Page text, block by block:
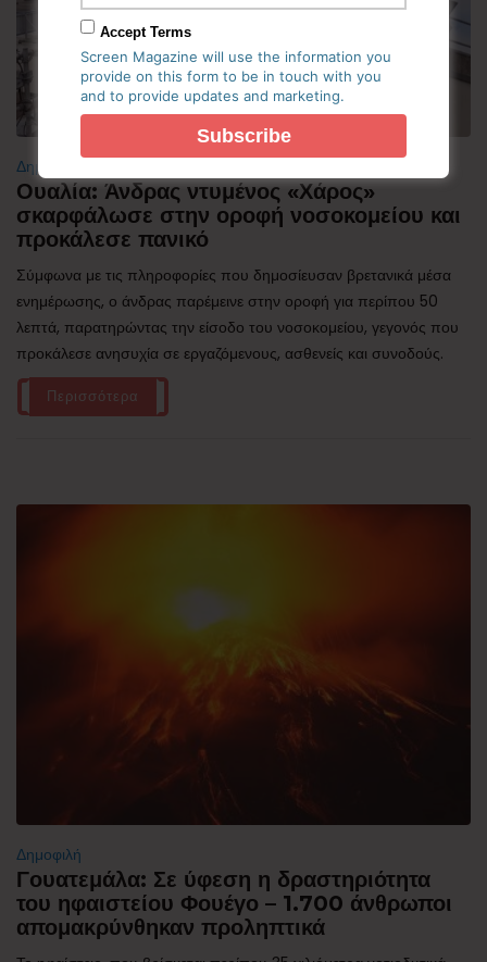
Δημοφιλή
Ουαλία: Άνδρας ντυμένος «Χάρος»
σκαρφάλωσε στην οροφή νοσοκομείου και
προκάλεσε πανικό
Σύμφωνα με τις πληροφορίες που δημοσίευσαν βρετανικά μέσα
ενημέρωσης, ο άνδρας παρέμεινε στην οροφή για περίπου 50
λεπτά, παρατηρώντας την είσοδο του νοσοκομείου, γεγονός που
προκάλεσε ανησυχία σε εργαζόμενους, ασθενείς και συνοδούς.
Περισσότερα
Δημοφιλή
Γουατεμάλα: Σε ύφεση η δραστηριότητα
του ηφαιστείου Φουέγο – 1.700 άνθρωποι
απομακρύνθηκαν προληπτικά
Accept Terms
Screen Magazine will use the information you
provide on this form to be in touch with you
and to provide updates and marketing.